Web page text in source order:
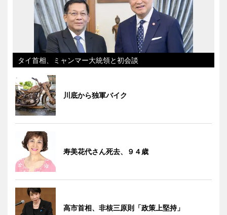
タイ首相、ミャンマー大統領と初会談
川底から独軍バイク
寿美花代さん死去、９４歳
高市首相、非核三原則「政策上堅持」